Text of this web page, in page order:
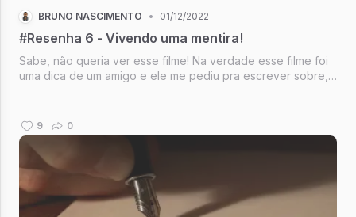
BRUNO NASCIMENTO • 01/12/2022
#Resenha 6 - Vivendo uma mentira!
Sabe, não queria ver esse filme! Na verdade esse filme foi
uma dica de um amigo e ele me pediu pra escrever sobre,
sábado chuv...
9 0